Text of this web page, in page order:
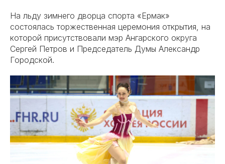
На льду зимнего дворца спорта «Ермак»
состоялась торжественная церемония открытия, на
которой присутствовали мэр Ангарского округа
Сергей Петров и Председатель Думы Александр
Городской.